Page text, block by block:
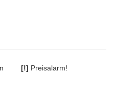
[!] Preisalarm!